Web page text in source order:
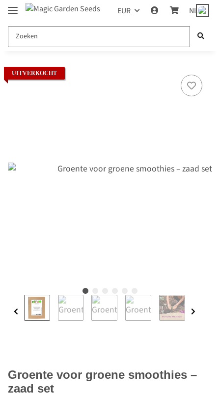
EUR NL
UITVERKOCHT
Groente voor groene smoothies –
zaad set